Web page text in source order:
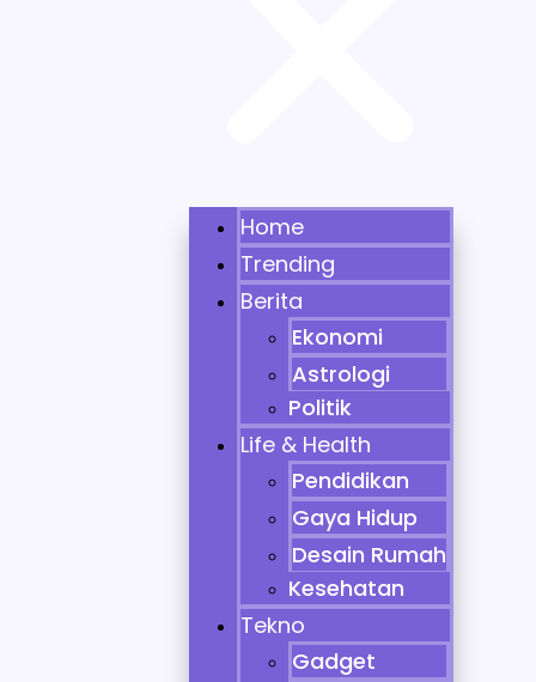
Home
Trending
Berita
Ekonomi
Astrologi
Politik
Life & Health
Pendidikan
Gaya Hidup
Desain Rumah
Kesehatan
Tekno
Gadget